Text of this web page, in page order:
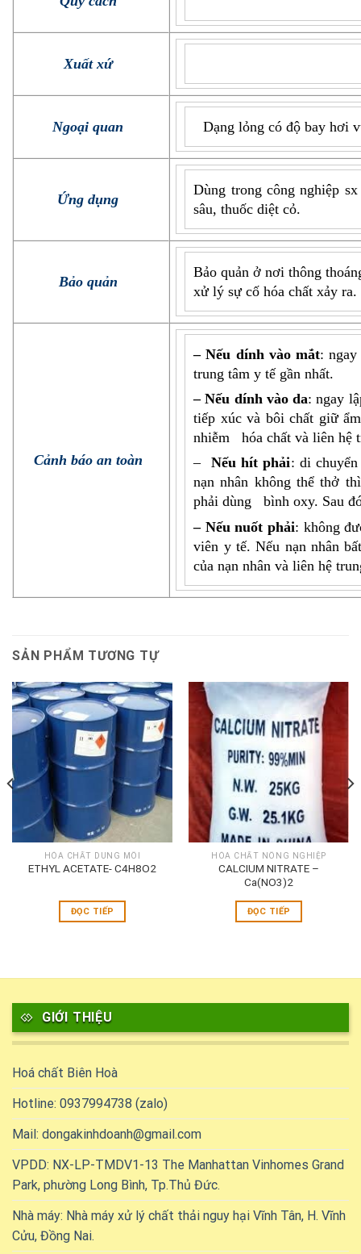
Xuất xứ
Ngoại quan Dạng lỏng có độ bay hơi
Ứng dụng
Dùng trong công nghiệp
sâu, thuốc diệt cỏ.
Bảo quản
Bảo quản ở nơi thông
xử lý sự cố hóa chất xảy ra.
Cảnh báo an toàn
– Nếu dính vào mắt:
trung tâm y tế gần nhất.
– Nếu dính vào da: ngay
tiếp xúc và bôi chất giữ
nhiễm hóa chất và liên hệ
– Nếu hít phải: di
nạn nhân không thể thở
phải dùng bình oxy. Sau
– Nếu nuốt phải: không
viên y tế. Nếu nạn nhân
của nạn nhân và liên hệ
SẢN PHẨM TƯƠNG TỰ
HÓA CHẤT DUNG MÔI
ETHYL ACETATE- C4H8O2
ĐỌC TIẾP
HÓA CHẤT NÔNG NGHIỆP
CALCIUM NITRATE –
Ca(NO3)2
ĐỌC TIẾP
GIỚI THIỆU
Hoá chất Biên Hoà
Hotline: 0937994738 (zalo)
Mail: dongakinhdoanh@gmail.com
VPDD: NX-LP-TMDV1-13 The Manhattan Vinhomes Grand
Park, phường Long Bình, Tp.Thủ Đức.
Nhà máy: Nhà máy xử lý chất thải nguy hại Vĩnh Tân, H. Vĩnh
Cửu, Đồng Nai.